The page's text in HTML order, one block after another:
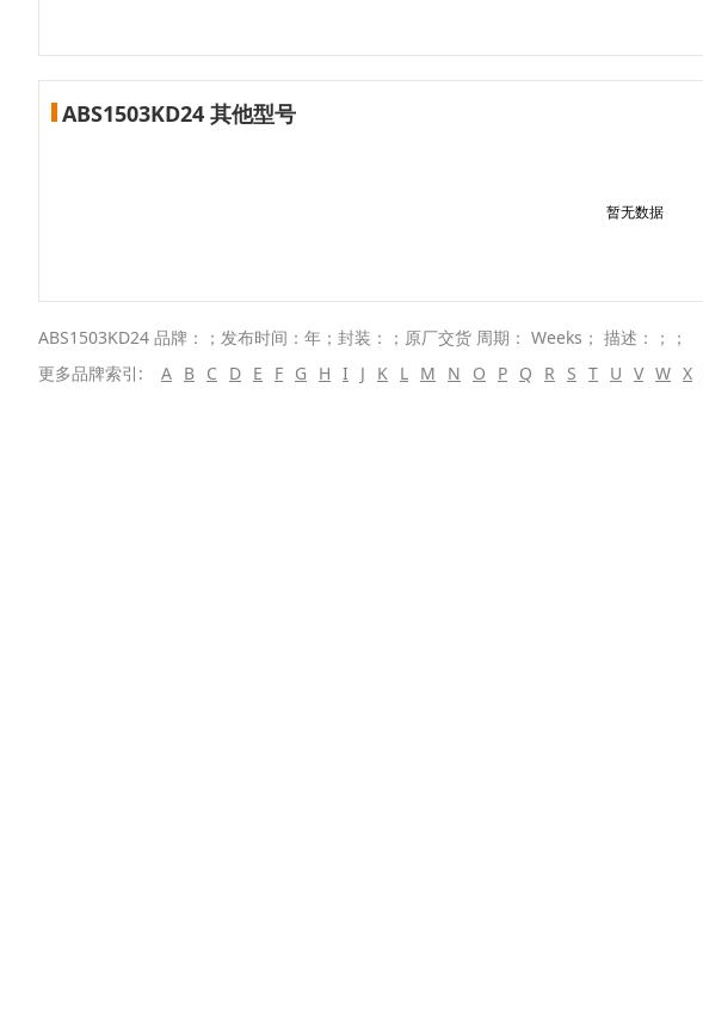
ABS1503KD24 其他型号
暂无数据
ABS1503KD24 品牌：；发布时间：年；封装：；原厂交货 周期： Weeks； 描述：；；
更多品牌索引:
A B C D E F G H I J K L M N O P Q R S T U V W X